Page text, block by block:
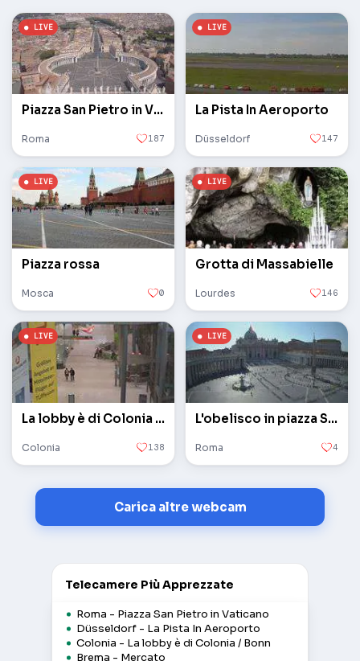
Piazza San Pietro in Vaticano
Roma 187
La Pista In Aeroporto
Düsseldorf 147
Piazza rossa
Mosca 0
Grotta di Massabielle
Lourdes 146
La lobby è di Colonia / Bonn
Colonia 138
L'obelisco in piazza San Pietro in Vaticano
Roma 4
Carica altre webcam
Telecamere Più Apprezzate
Roma - Piazza San Pietro in Vaticano
Düsseldorf - La Pista In Aeroporto
Colonia - La lobby è di Colonia / Bonn
Brema - Mercato